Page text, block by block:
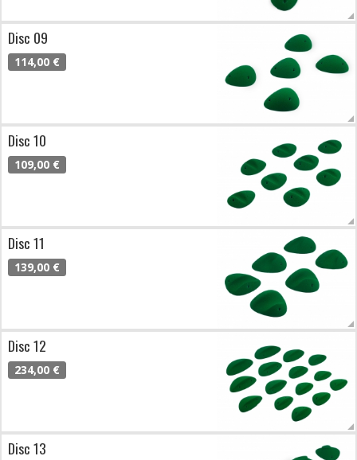
Disc 09
114,00 €
Disc 10
109,00 €
Disc 11
139,00 €
Disc 12
234,00 €
Disc 13